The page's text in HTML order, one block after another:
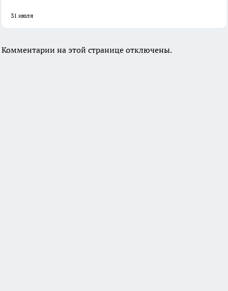
31 июля
Комментарии на этой странице отключены.